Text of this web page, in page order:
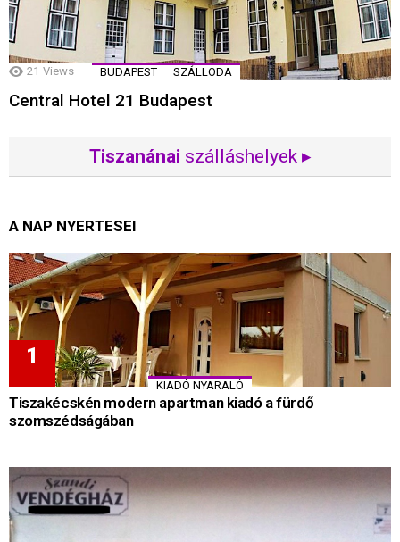
21 Views BUDAPEST SZÁLLODA
Central Hotel 21 Budapest
Tiszanánai szálláshelyek ▸
A NAP NYERTESEI
KIADÓ NYARALÓ
Tiszakécskén modern apartman kiadó a fürdő
szomszédságában